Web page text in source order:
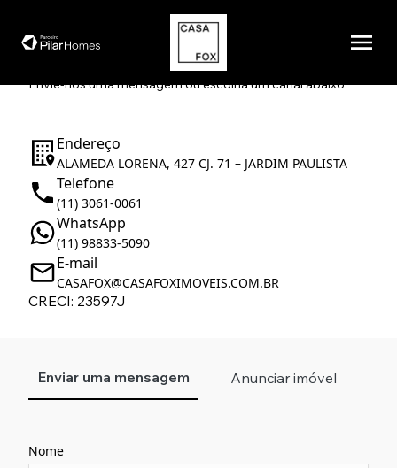
Entre em contato.
Envie-nos uma mensagem ou escolha um canal abaixo
Endereço
ALAMEDA LORENA, 427 CJ. 71 – JARDIM PAULISTA
Telefone
(11) 3061-0061
WhatsApp
(11) 98833-5090
E-mail
CASAFOX@CASAFOXIMOVEIS.COM.BR
CRECI: 23597J
Enviar uma mensagem Anunciar imóvel
Nome